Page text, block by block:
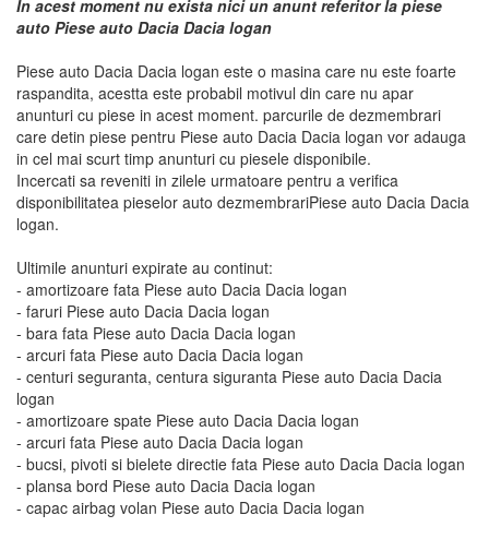
In acest moment nu exista nici un anunt referitor la piese
auto Piese auto Dacia Dacia logan
Piese auto Dacia Dacia logan este o masina care nu este foarte
raspandita, acestta este probabil motivul din care nu apar
anunturi cu piese in acest moment. parcurile de dezmembrari
care detin piese pentru Piese auto Dacia Dacia logan vor adauga
in cel mai scurt timp anunturi cu piesele disponibile.
Incercati sa reveniti in zilele urmatoare pentru a verifica
disponibilitatea pieselor auto dezmembrariPiese auto Dacia Dacia
logan.
Ultimile anunturi expirate au continut:
- amortizoare fata Piese auto Dacia Dacia logan
- faruri Piese auto Dacia Dacia logan
- bara fata Piese auto Dacia Dacia logan
- arcuri fata Piese auto Dacia Dacia logan
- centuri seguranta, centura siguranta Piese auto Dacia Dacia
logan
- amortizoare spate Piese auto Dacia Dacia logan
- arcuri fata Piese auto Dacia Dacia logan
- bucsi, pivoti si bielete directie fata Piese auto Dacia Dacia logan
- plansa bord Piese auto Dacia Dacia logan
- capac airbag volan Piese auto Dacia Dacia logan